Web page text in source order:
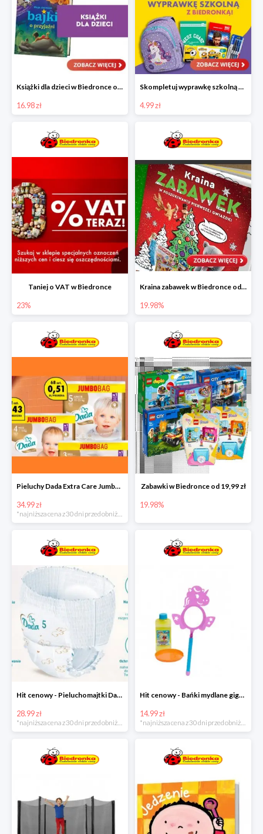
Książki dla dzieci w Biedronce od 16,99 zł
16.98 zł
Skompletuj wyprawkę szkolną z Biedronką od 4,99 zł
4.99 zł
Taniej o VAT w Biedronce
23%
Kraina zabawek w Biedronce od 19,99 zł
19.98%
Pieluchy Dada Extra Care Jumbo Bag w super cenie
34.99 zł
*najniższa cena z 30 dni przed obniżką
Zabawki w Biedronce od 19,99 zł
19.98%
Hit cenowy - Pieluchomajtki Dada Pants
28.99 zł
Hit cenowy - Bańki mydlane gigant lub płyn uzupełniający
14.99 zł